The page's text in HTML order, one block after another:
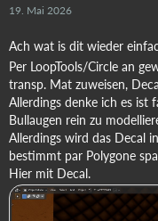
19. Mai 2026
Ach wat is dit wieder
Per LoopTools/Circle an
transp. Mat zuweisen,
Allerdings denke ich es ist
Bullaugen rein zu
Allerdings wird das Decal
bestimmt par Polygone
Hier mit Decal.